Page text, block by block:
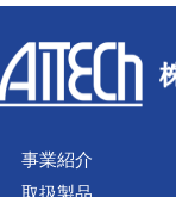
事業紹介